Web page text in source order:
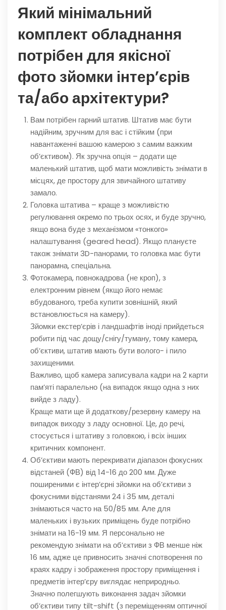
Який мінімальний
комплект обладнання
потрібен для якісної
фото зйомки інтер’єрів
та/або архітектури?
Вам потрібен гарний штатив. Штатив має бути
надійним, зручним для вас і стійким (при
навантаженні вашою камерою з самим важким
об’єктивом). Як зручна опція – додати ще
маленький штатив, щоб мати можливість знімати в
місцях, де простору для звичайного штативу
замало.
Головка штатива – краще з можливістю
регулювання окремо по трьох осях, и буде зручно,
якщо вона буде з механізмом «тонкого»
налаштування (geared head). Якщо плануєте
також знімати 3D-панорами, то головка має бути
панорамна, спеціальна.
Фотокамера, повнокадрова (не кроп), з
електронним рівнем (якщо його немає
вбудованого, треба купити зовнішній, який
встановлюється на камеру).
Зйомки екстер’єрів і ландшафтів іноді прийдеться
робити під час дощу/снігу/туману, тому камера,
об’єктиви, штатив мають бути волого- і пило
захищеними.
Важливо, щоб камера записувала кадри на 2 карти
пам’яті паралельно (на випадок якщо одна з них
вийде з ладу).
Краще мати ще й додаткову/резервну камеру на
випадок виходу з ладу основної. Це, до речі,
стосується і штативу з головкою, і всіх інших
критичних компонент.
Об’єктиви мають перекривати діапазон фокусних
відстаней (ФВ) від 14-16 до 200 мм. Дуже
поширеними є інтер’єрні зйомки на об’єктиви з
фокусними відстанями 24 і 35 мм, деталі
знімаються часто на 50/85 мм. Але для
маленьких і вузьких приміщень буде потрібно
знімати на 16-19 мм. Я персонально не
рекомендую знімати на об’єктиви з ФВ менше ніж
16 мм, адже це привносить значні спотворення по
краях кадру і зображення простору приміщення і
предметів інтер’єру виглядає неприродньо.
Значно полегшують виконання задач зйомки
об’єктиви типу tilt-shift (з переміщенням оптичної